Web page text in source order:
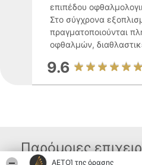
ΑΕΤΟΊ της όρασης
επιπέδου
Στο σύγχρονα
πραγματοποιούνται
οφθαλμών,
9.6
Παρόμοιες